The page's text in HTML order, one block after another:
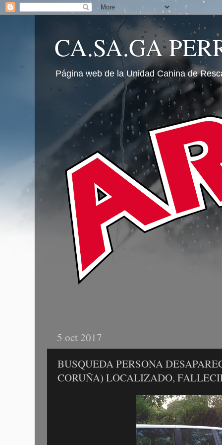
CA.SA.GA
Página web de la Unidad Canina de
5 oct 2017
BUSQUEDA PERSONA
CORUÑA) LOCALIZADO,